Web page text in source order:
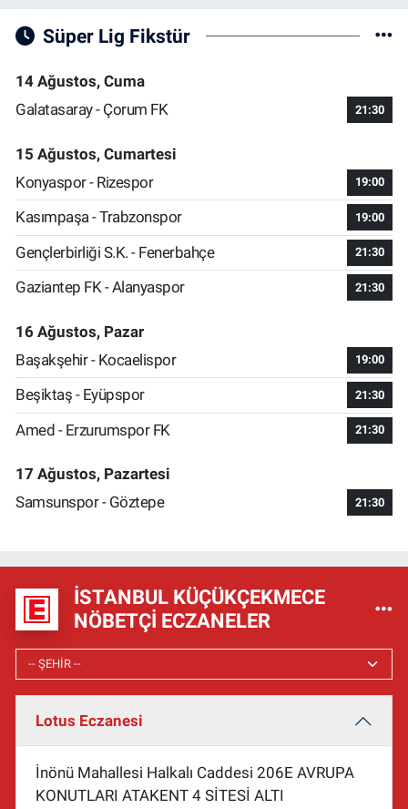
Süper Lig Fikstür
14 Ağustos, Cuma
Galatasaray - Çorum FK
21:30
15 Ağustos, Cumartesi
Konyaspor - Rizespor
19:00
Kasımpaşa - Trabzonspor 19:00
Gençlerbirliği S.K. - Fenerbahçe 21:30
Gaziantep FK - Alanyaspor 21:30
16 Ağustos, Pazar
Başakşehir - Kocaelispor
19:00
Beşiktaş - Eyüpspor 21:30
Amed - Erzurumspor FK 21:30
17 Ağustos, Pazartesi
Samsunspor - Göztepe
21:30
İSTANBUL KÜÇÜKÇEKMECE
NÖBETÇI ECZANELER
Lotus Eczanesi
İnönü Mahallesi Halkalı Caddesi 206E AVRUPA
KONUTLARI ATAKENT 4 SİTESİ ALTI